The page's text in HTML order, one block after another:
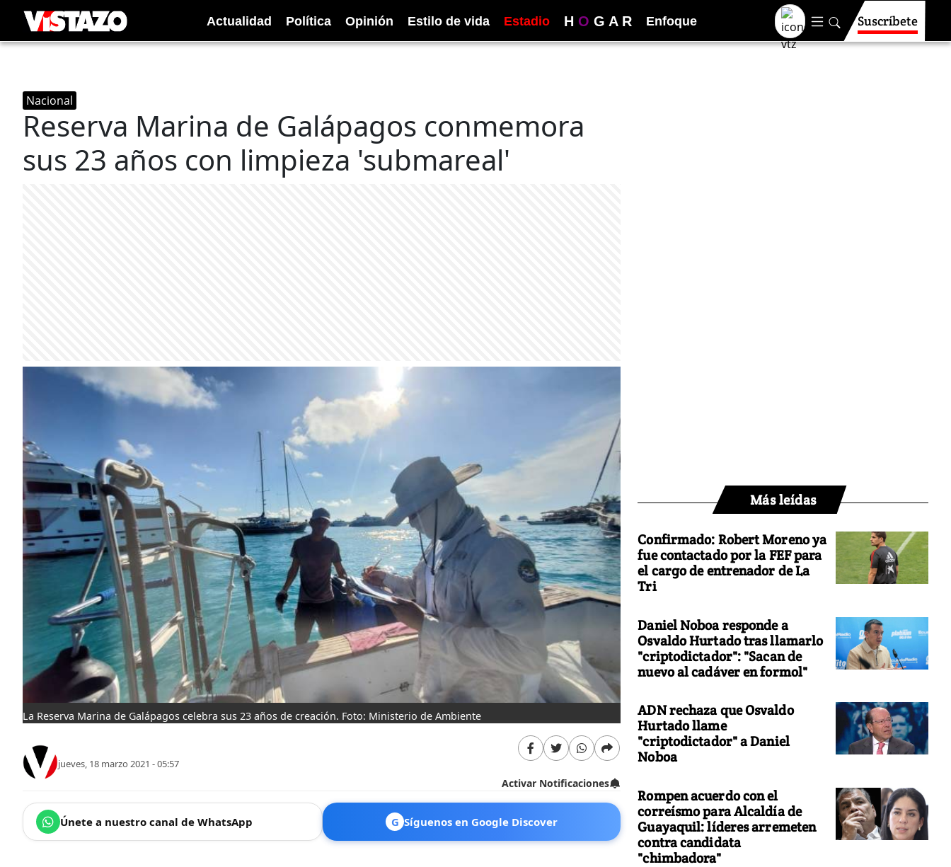
Actualidad Política Opinión Estilo de vida Estadio H O G A R Enfoque Suscríbete
Nacional
Reserva Marina de Galápagos conmemora
sus 23 años con limpieza 'submareal'
La Reserva Marina de Galápagos celebra sus 23 años de creación. Foto: Ministerio de Ambiente
jueves, 18 marzo 2021 - 05:57
Activar Notificaciones
Únete a nuestro canal de WhatsApp G Síguenos en Google Discover
Más leídas
Confirmado: Robert Moreno ya
fue contactado por la FEF para
el cargo de entrenador de La
Tri
Daniel Noboa responde a
Osvaldo Hurtado tras llamarlo
"criptodictador": "Sacan de
nuevo al cadáver en formol"
ADN rechaza que Osvaldo
Hurtado llame
"criptodictador" a Daniel
Noboa
Rompen acuerdo con el
correísmo para Alcaldía de
Guayaquil: líderes arremeten
contra candidata
"chimbadora"